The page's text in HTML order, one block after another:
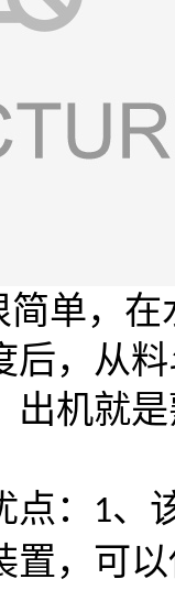
单，
后，从
出机就
：
1、
置，可